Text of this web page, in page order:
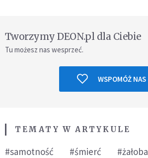
Tworzymy DEON.pl dla Ciebie
Tu możesz nas wesprzeć.
WSPOMÓŻ NAS
TEMATY W ARTYKULE
#samotność #śmierć #żałoba